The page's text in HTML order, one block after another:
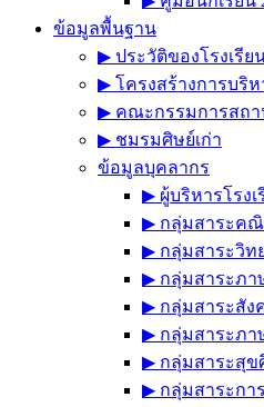
ข้อมูลพื้นฐาน
▶︎ ประวัติของโรงเรีย
▶︎ โครงสร้างการบริห
▶︎ คณะกรรมการสถ
▶︎ ชมรมศิษย์เก่า
ข้อมูลบุคลากร
▶︎ ผู้บริหารโรงเ
▶︎ กลุ่มสาระค
▶︎ กลุ่มสาระวิท
▶︎ กลุ่มสาระภา
▶︎ กลุ่มสาระสัง
▶︎ กลุ่มสาระภา
▶︎ กลุ่มสาระสุข
▶︎ กลุ่มสาระกา